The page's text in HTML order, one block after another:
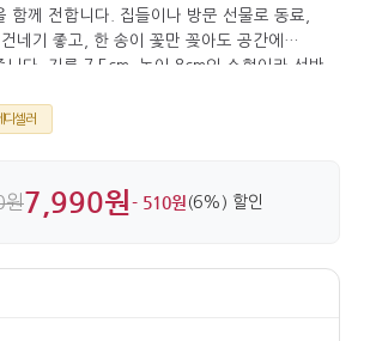
함께 전합니다. 집들이나 방문 선물로 동료,
네기 좋고, 한 송이 꽃만 꽂아도 공간에
니다. 지름 7.5cm, 높이 8cm의 소형이라 선반
담이 없습니다.
디셀러
원7,990원- 510원 (6%) 할인